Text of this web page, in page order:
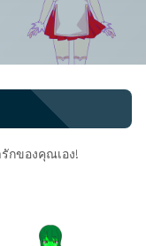
กของคุณเอง!